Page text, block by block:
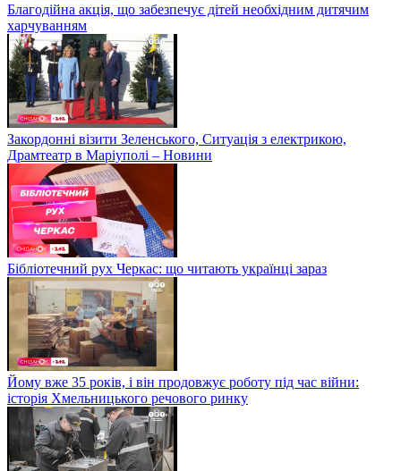
Благодійна акція, що забезпечує дітей необхідним дитячим
харчуванням
Закордонні візити Зеленського, Ситуація з електрикою,
Драмтеатр в Маріуполі – Новини
Бібліотечний рух Черкас: що читають українці зараз
Йому вже 35 років, і він продовжує роботу під час війни:
історія Хмельницького речового ринку